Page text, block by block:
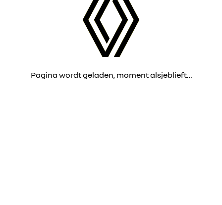
Pagina wordt geladen, moment alsjeblieft…